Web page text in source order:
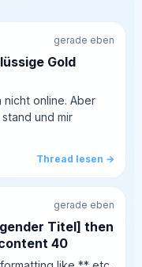
gerade eben
Gold
online. Aber
und mir
Thread lesen →
gerade eben
Titel] then
40